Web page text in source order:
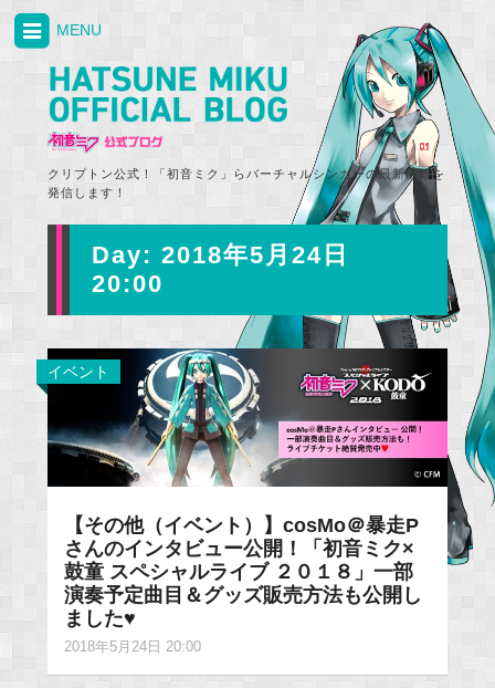
クリプトン公式！「初音ミク」らバーチャルシンガーの最新情報を
発信します！
MENU
Day: 2018年5月24日
20:00
イベント
【その他（イベント）】cosMo＠暴走P
さんのインタビュー公開！「初音ミク×
鼓童 スペシャルライブ ２０１８」一部
演奏予定曲目＆グッズ販売方法も公開し
ました♥
2018年5月24日 20:00